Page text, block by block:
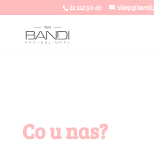
22 112 50 40
Co u nas?